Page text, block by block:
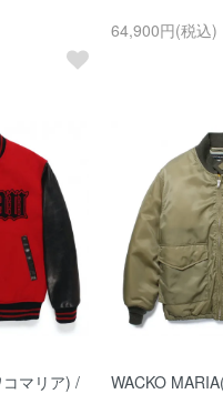
64,900円(税込)
マリア) /
WACKO